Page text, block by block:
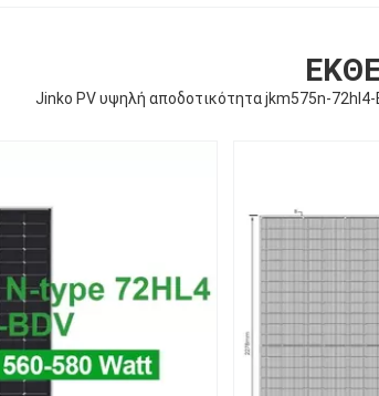
Jinko PV υψηλή αποδοτικότητα jkm575n-